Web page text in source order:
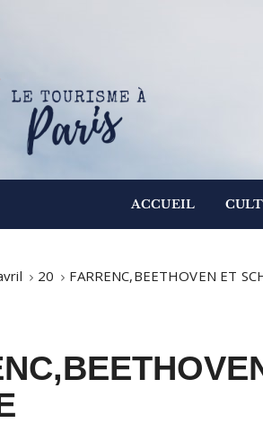
à
visites, excursions.
ACCUEIL
20 FARRENC,BEETHOVEN ET